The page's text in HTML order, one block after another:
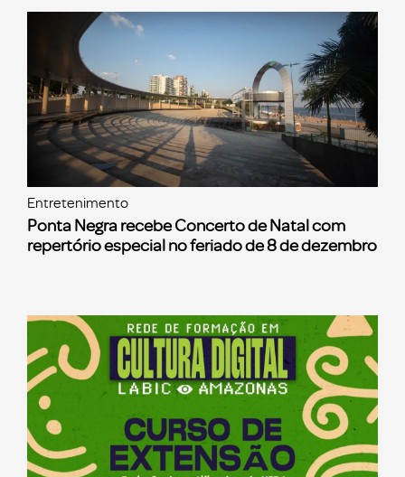
Entretenimento
Ponta Negra recebe Concerto de Natal com
repertório especial no feriado de 8 de dezembro